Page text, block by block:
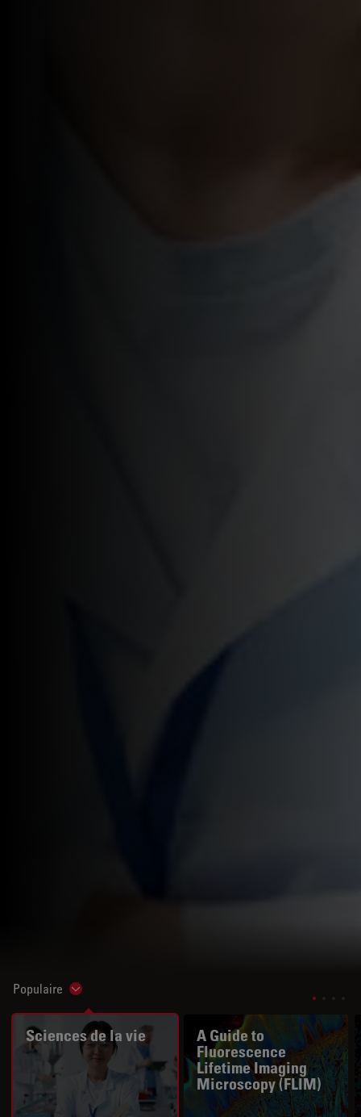
Populaire Show subnavigation
Sciences de la vie
A Guide to
Fluorescence
Lifetime Imaging
Microscopy (FLIM)